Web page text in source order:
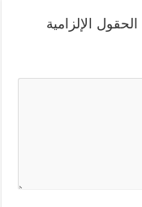
الحقول الإلزامية